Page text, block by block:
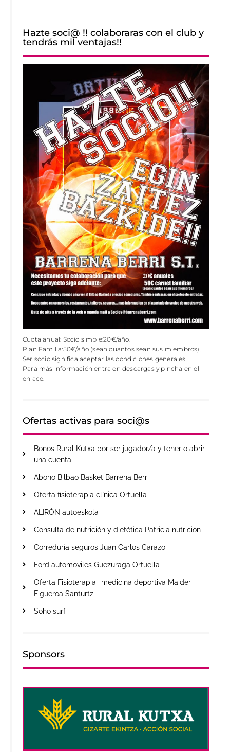
Hazte soci@ !! colaboraras con el club y
tendrás mil ventajas!!
Cuota anual: Socio simple:20€/año.
Plan Familia:50€/año (sean cuantos sean sus miembros).
Ser socio significa aceptar las condiciones generales.
Para más información entra en descargas y pincha en el
enlace.
Ofertas activas para soci@s
Bonos Rural Kutxa por ser jugador/a y tener o abrir
una cuenta
Abono Bilbao Basket Barrena Berri
Oferta fisioterapia clínica Ortuella
ALIRÓN autoeskola
Consulta de nutrición y dietética Patricia nutrición
Correduría seguros Juan Carlos Carazo
Ford automoviles Guezuraga Ortuella
Oferta Fisioterapia -medicina deportiva Maider
Figueroa Santurtzi
Soho surf
Sponsors